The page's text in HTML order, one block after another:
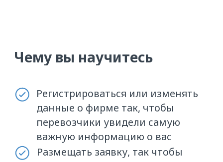
подтвердить профиль и получить
первую зелёную звезду
Результаты